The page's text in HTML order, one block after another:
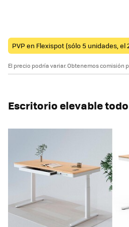
PVP en Flexispot (sólo 5 unidades,
El precio podría variar. Obtenemos comisión
Escritorio elevable todo